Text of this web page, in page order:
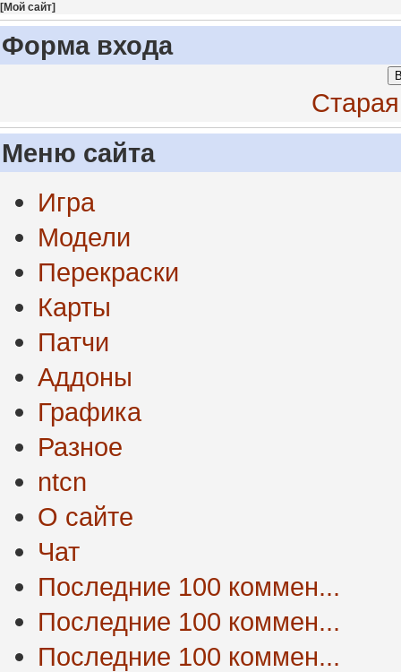
[Мой сайт]
Форма входа
Меню сайта
Игра
Модели
Перекраски
Карты
Патчи
Аддоны
Графика
Разное
ntcn
О сайте
Чат
Последние 100 коммен...
Последние 100 коммен...
Последние 100 коммен...